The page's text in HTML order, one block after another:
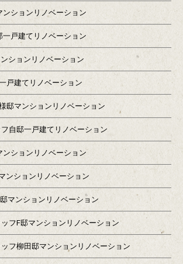
ションリノベーション
一戸建てリノベーション
ションリノベーション
戸建てリノベーション
邸マンションリノベーション
自邸一戸建てリノベーション
ションリノベーション
ンションリノベーション
マンションリノベーション
フF邸マンションリノベーション
フ柳田邸マンションリノベーション